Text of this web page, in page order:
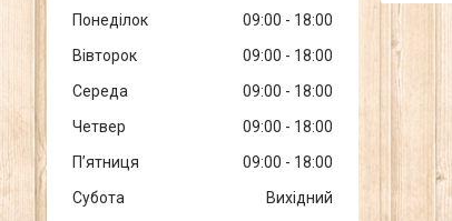
Понеділок 09:00
18:00
Вівторок
09:00
18:00
Середа
09:00
18:00
Четвер
09:00
18:00
Пʼятниця
09:00
18:00
Субота
Вихідний